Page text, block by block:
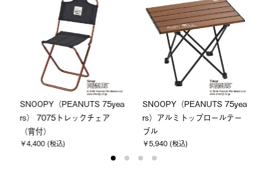
SNOOPY（PEANUTS 75yea
rs） 7075トレックチェア
（背付）
￥4,400 (税込)
SNOOPY（PEANUTS 75yea
rs）アルミトップロールテー
ブル
￥5,940 (税込)